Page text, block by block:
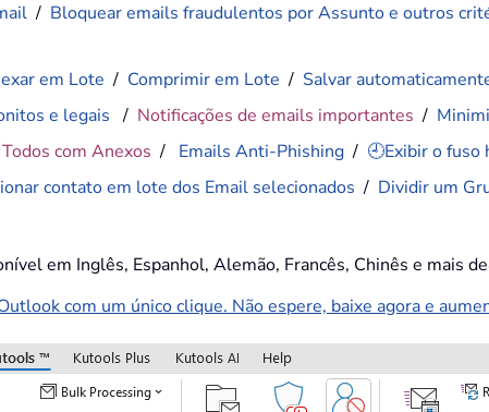
/ Bloquear emails fraudulentos por Assunto e outros
em Lote / Comprimir em Lote / Salvar
e legais / Notificações de emails importantes /
com Anexos / Emails Anti-Phishing / 🕘Exibir o
contato em lote dos Email selecionados / Dividir um
em Inglês, Espanhol, Alemão, Francês, Chinês e mais
com um único clique. Não espere, baixe agora e